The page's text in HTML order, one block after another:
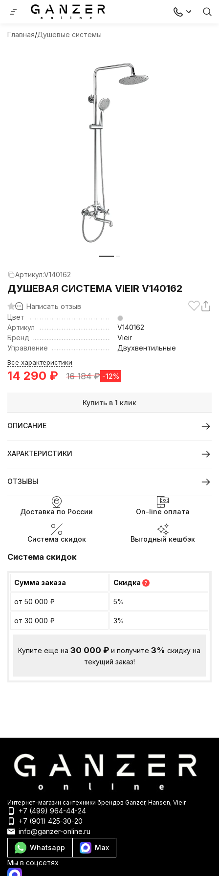
Главная Душевые системы
Артикул:V140162
ДУШЕВАЯ СИСТЕМА VIEIR V140162
Написать отзыв
Цвет
Артикул
V140162
Бренд
Vieir
Управление
Двухвентильные
Все характеристики
14 290 ₽ 16 184₽ -12%
Купить в 1 клик
ОПИСАНИЕ
ХАРАКТЕРИСТИКИ
ОТЗЫВЫ
Доставка по России On-line оплата
Система скидок Выгодный кешбэк
Система скидок
Сумма заказа Скидка ?
от 50 000 ₽ 5%
от 30 000 ₽ 3%
Купите еще на30 000₽ и получите3% скидку на
текущий заказ!
Интернет-магазин сантехники брендов Ganzer, Hansen, Vieir
+7 (499) 964-44-24
+7 (901) 425-30-20
info@ganzer-online.ru
Whatsapp
Max
Мы в соцсетях